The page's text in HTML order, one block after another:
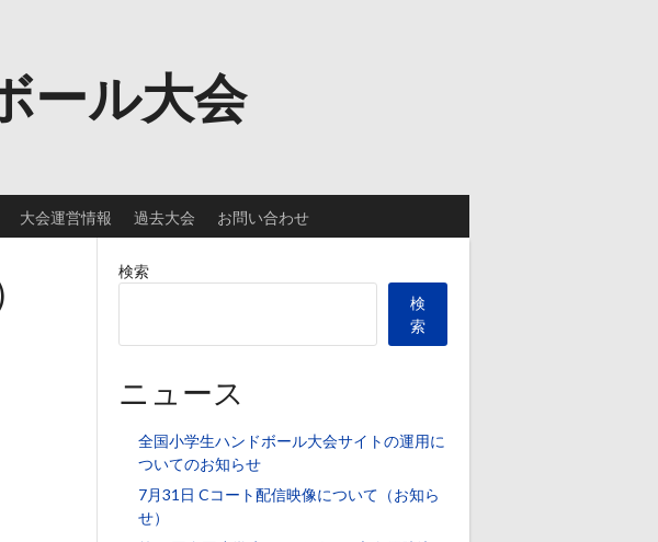
ール大会
大会運営情報 過去大会 お問い合わせ
検索
検
索
ニュース
全国小学生ハンドボール大会サイトの運用に
ついてのお知らせ
7月31日 Cコート配信映像について（お知ら
せ）